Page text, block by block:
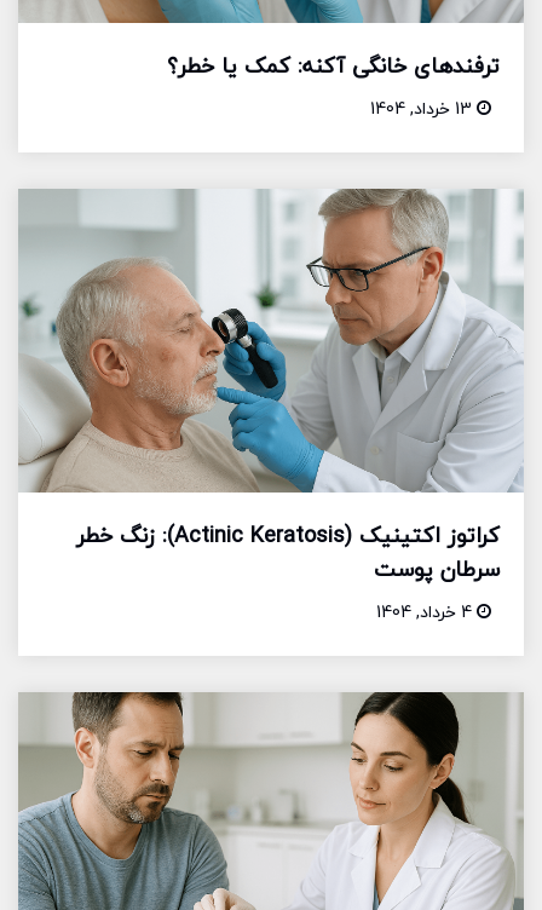
ترفندهای خانگی آکنه: کمک یا خطر؟
کراتوز اکتینیک (Actinic Keratosis): زنگ خطر
سرطان پوست